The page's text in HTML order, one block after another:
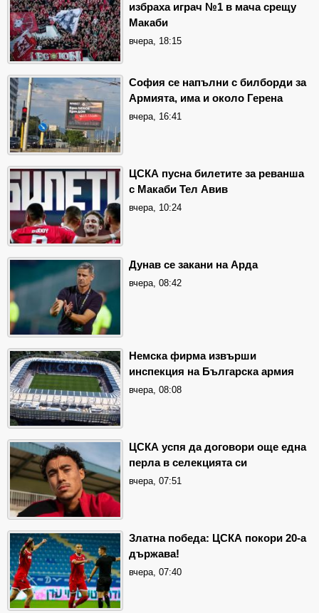
избраха играч №1 в мача срещу
Макаби
вчера, 18:15
София се напълни с билборди за
Армията, има и около Герена
вчера, 16:41
ЦСКА пусна билетите за реванша
с Макаби Тел Авив
вчера, 10:24
Дунав се закани на Арда
вчера, 08:42
Немска фирма извърши
инспекция на Българска армия
вчера, 08:08
ЦСКА успя да договори още една
перла в селекцията си
вчера, 07:51
Златна победа: ЦСКА покори 20-а
държава!
вчера, 07:40